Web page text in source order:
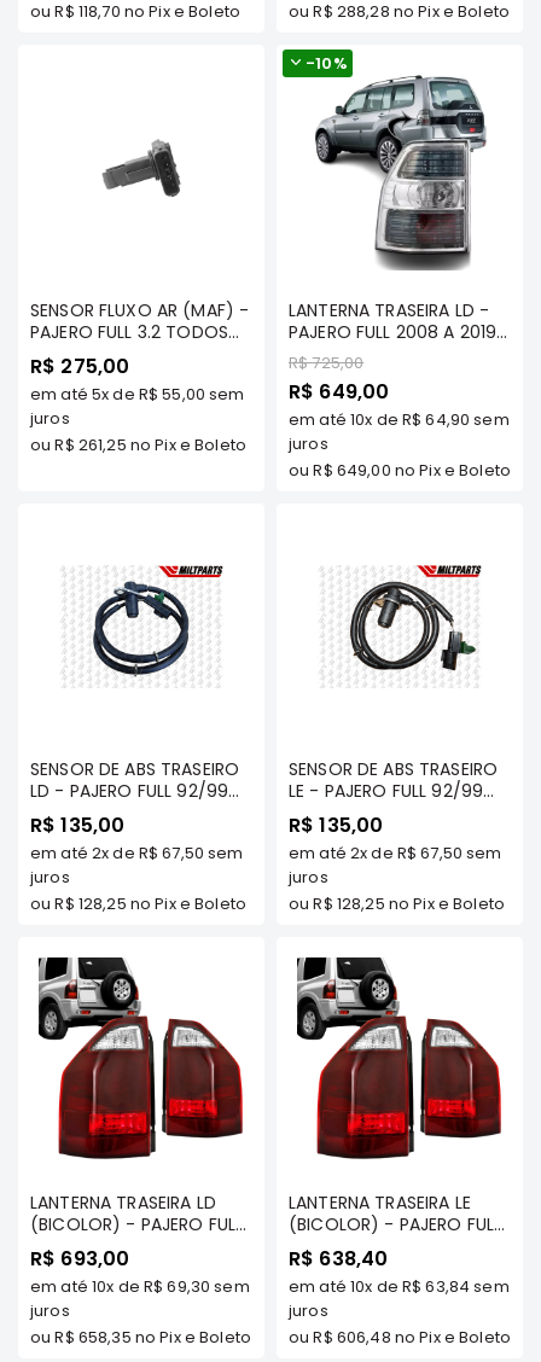
Acessórios
Peças
Originais
Honda
Toyota
BMW
HYUNDAI
FORD
Volvo
LAND
ROVER
SUBARU
JETTA
RANGER
MARCAS
MILTPARTS
TENACITY
COMPONENTES
TECNOPART
KYB
VIEMAR
FREMAX
MAGNETI
ouR$ 118,70 no Pix e Boleto ouR$ 288,28 no Pix e Boleto
SENSOR FLUXO AR (MAF) -
PAJERO FULL 3.2 TODOS
OS MODELOS - MILTPARTS
- 1525A016 MT
R$ 275,00
em até 5xde R$ 55,00 sem
juros
ouR$ 261,25 no Pix e Boleto
LANTERNA TRASEIRA LD -
PAJERO FULL 2008 A 2019
(5 PORTAS)
Preço
R$ 725,00
Preço
Especial
R$ 649,00
-10%
em até 10x de R$ 64,90 sem
juros
ouR$ 649,00 no Pix e Boleto
SENSOR DE ABS TRASEIRO
LD - PAJERO FULL 92/99
GLS/ GLSB TDS MODELOS/
FULL 2000 A 2005 -
MILTPARTS - MR407270
MT
R$ 135,00
em até 2xde R$ 67,50 sem
juros
ouR$ 128,25 no Pix e Boleto
SENSOR DE ABS TRASEIRO
LE - PAJERO FULL 92/99
GLS/ GLSB TDS MODELOS/
FULL 2000 A 2005 -
MILTPARTS - MR407271
MT
R$ 135,00
em até 2xde R$ 67,50 sem
juros
ouR$ 128,25 no Pix e Boleto
LANTERNA TRASEIRA LD
(BICOLOR) - PAJERO FULL
2003 A 2006
R$ 693,00
em até 10x de R$ 69,30 sem
juros
ouR$ 658,35 no Pix e Boleto
LANTERNA TRASEIRA LE
(BICOLOR) - PAJERO FULL
2003 A 2006
R$ 638,40
em até 10x de R$ 63,84 sem
juros
ouR$ 606,48 no Pix e Boleto